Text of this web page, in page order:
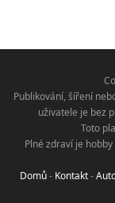
Publikování, šíření
uživatele je bez
Toto
Plné zdraví je
Domů- Kontakt-